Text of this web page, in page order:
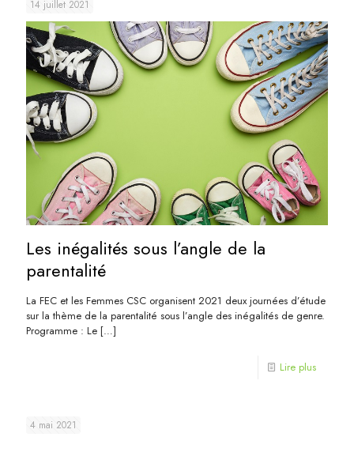
14 juillet 2021
Les inégalités sous l’angle de la
parentalité
La FEC et les Femmes CSC organisent 2021 deux journées d’étude
sur la thème de la parentalité sous l’angle des inégalités de genre.
Programme : Le […]
Lire plus
4 mai 2021